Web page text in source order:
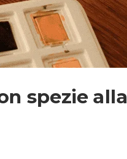
spezie alla